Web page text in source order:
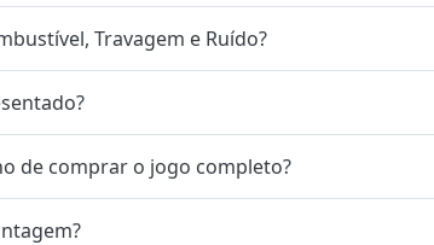
Travagem e Ruído?
de comprar o jogo completo?